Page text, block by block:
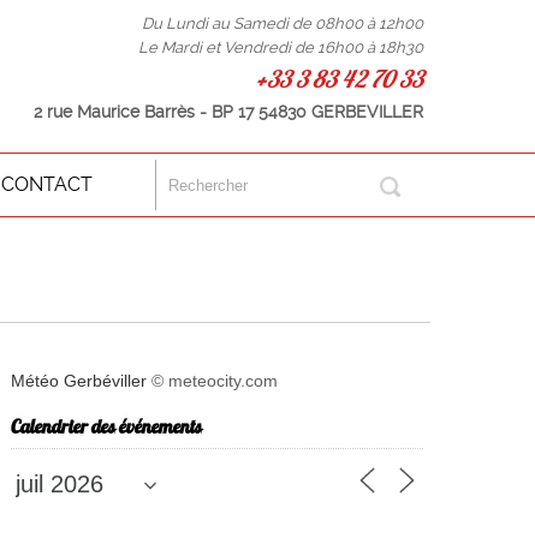
Du Lundi au Samedi de 08h00 à 12h00
Le Mardi et Vendredi de 16h00 à 18h30
+33 3 83 42 70 33
2 rue Maurice Barrès - BP 17 54830 GERBEVILLER
CONTACT
Météo Gerbéviller © meteocity.com
Calendrier des événements